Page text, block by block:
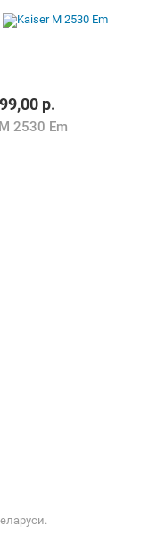
р.
2530 Em